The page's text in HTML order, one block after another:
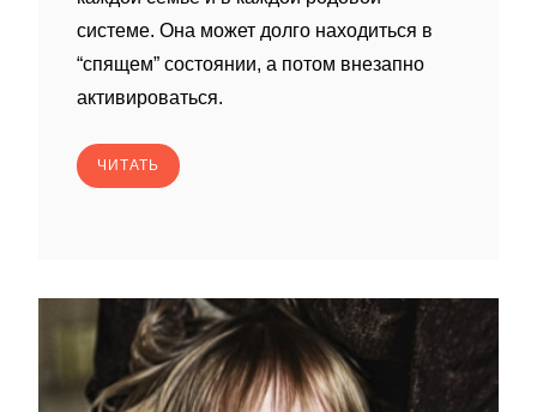
системе. Она может долго находиться в
“спящем” состоянии, а потом внезапно
активироваться.
ЧИТАТЬ